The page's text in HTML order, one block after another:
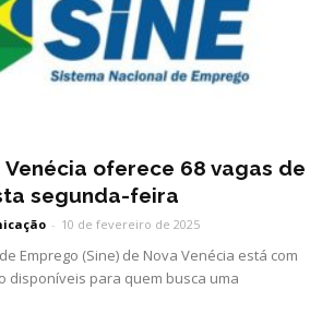
Venécia oferece 68 vagas de
segunda-feira
- 10 de fevereiro de 2025
Emprego (Sine) de Nova Venécia está com
disponíveis para quem busca uma